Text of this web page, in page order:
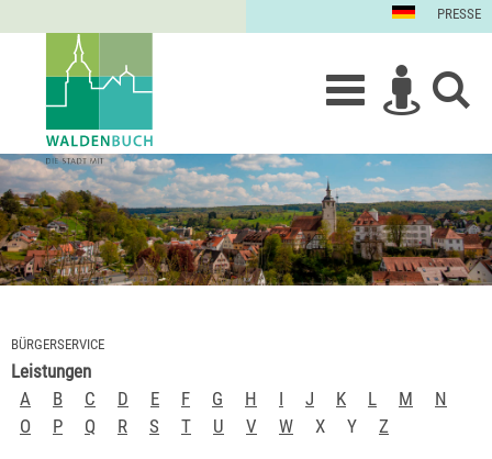
PRESSE
BÜRGERSERVICE
Leistungen
A
B C D E F G H I J K L M
N
O
P Q R S T U V W X Y Z